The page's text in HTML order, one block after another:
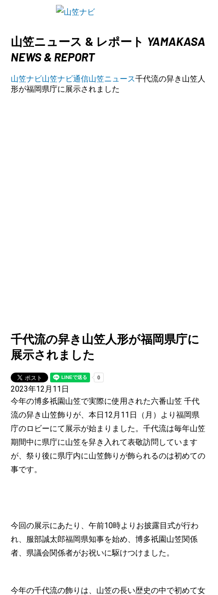
山笠ニュース & レポート YAMAKASA
NEWS & REPORT
山笠ナビ山笠ナビ通信山笠ニュース千代流の舁き山笠人
形が福岡県庁に展示されました
千代流の舁き山笠人形が福岡県庁に
展示されました
2023年12月11日
今年の博多祇園山笠で実際に使用された六番山笠 千代
流の舁き山笠飾りが、本日12月11日（月）より福岡県
庁のロビーにて展示が始まりました。千代流は毎年山笠
期間中に県庁に山笠を舁き入れて表敬訪問しています
が、祭り後に県庁内に山笠飾りが飾られるのは初めての
事です。
今回の展示にあたり、午前10時よりお披露目式が行わ
れ、服部誠太郎福岡県知事を始め、博多祇園山笠関係
者、県議会関係者がお祝いに駆けつけました。
今年の千代流の飾りは、山笠の長い歴史の中で初めて女